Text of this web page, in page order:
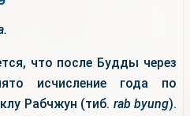
что после Будды через
исчисление года по
Рабчжун (тиб. rab byung).